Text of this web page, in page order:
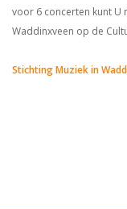
voor 6 concerten kunt U
Waddinxveen op de
Stichting Muziek in